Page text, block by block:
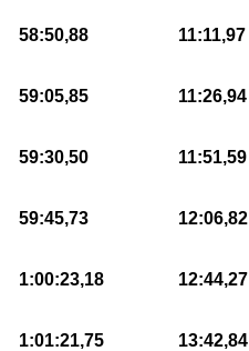
58:50,88 11:11,97
59:05,85 11:26,94
59:30,50 11:51,59
59:45,73 12:06,82
1:00:23,18 12:44,27
1:01:21,75 13:42,84